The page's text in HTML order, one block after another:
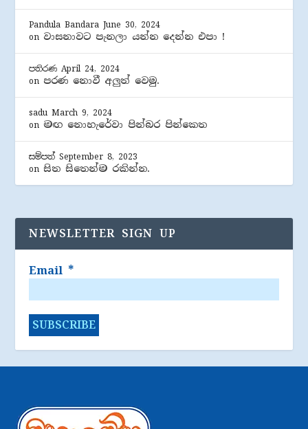
Pandula Bandara June 30, 2024
on වාසනාවට පැනලා යන්න දෙන්න එපා !
පතිරණ April 24, 2024
on පරණ නොවී අලුත් වෙමු.
sadu March 9, 2024
on මඟ නොහැරේවා පින්බර පින්කෙත
සම්පත් September 8, 2023
onසිත සිතෙන්ම රකින්න.
NEWSLETTER SIGN UP
Email *